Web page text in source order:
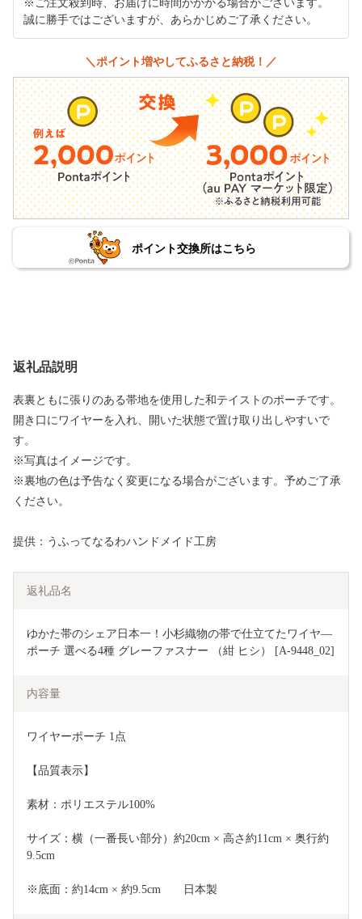
※ご注文殺到時、お届けに時間がかかる場合がございます。
誠に勝手ではございますが、あらかじめご了承ください。
＼ポイント増やしてふるさと納税！／
ポイント交換所はこちら
返礼品説明
表裏ともに張りのある帯地を使用した和テイストのポーチです。
開き口にワイヤーを入れ、開いた状態で置け取り出しやすいで
す。
※写真はイメージです。
※裏地の色は予告なく変更になる場合がございます。予めご了承
ください。
提供：うふってなるわハンドメイド工房
返礼品名
ゆかた帯のシェア日本一！小杉織物の帯で仕立てたワイヤ―
ポーチ 選べる4種 グレーファスナー （紺 ヒシ） [A-9448_02]
内容量
ワイヤーポーチ 1点
【品質表示】
素材：ポリエステル100%
サイズ：横（一番長い部分）約20cm × 高さ約11cm × 奥行約
9.5cm
※底面：約14cm × 約9.5cm　　日本製